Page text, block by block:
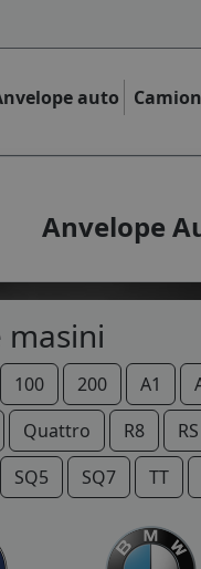
auto Camion
Anvelope
masini
100 200 A1
Quattro R8
SQ5 SQ7 TT